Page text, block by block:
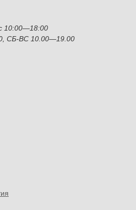
10:00—18:00
СБ-ВС 10.00—19.00